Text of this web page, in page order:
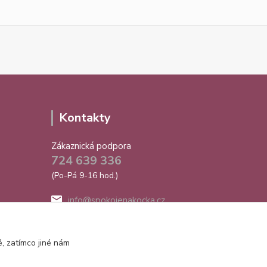
Kontakty
Zákaznická podpora
724 639 336
(Po-Pá 9-16 hod.)
info@spokojenakocka.cz
zatímco jiné nám